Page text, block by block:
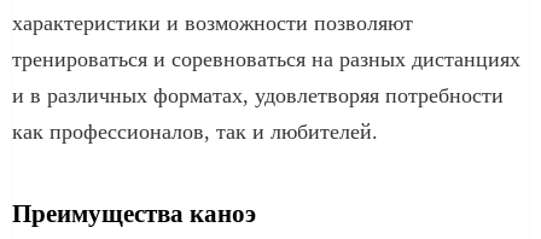
характеристики и возможности позволяют
тренироваться и соревноваться на разных дистанциях
и в различных форматах, удовлетворяя потребности
как профессионалов, так и любителей.
Преимущества каноэ